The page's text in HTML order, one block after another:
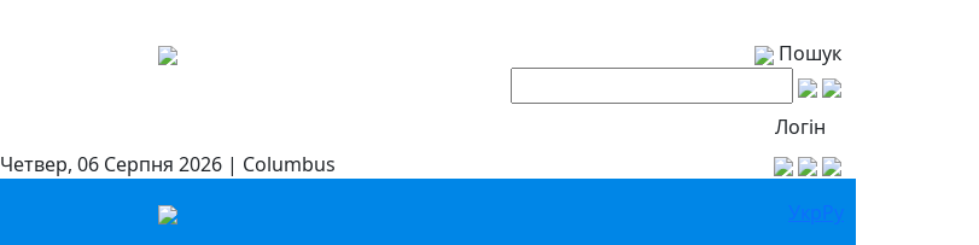
Пошук
Логін
Четвер, 06 Серпня 2026 | Columbus
УкрРу